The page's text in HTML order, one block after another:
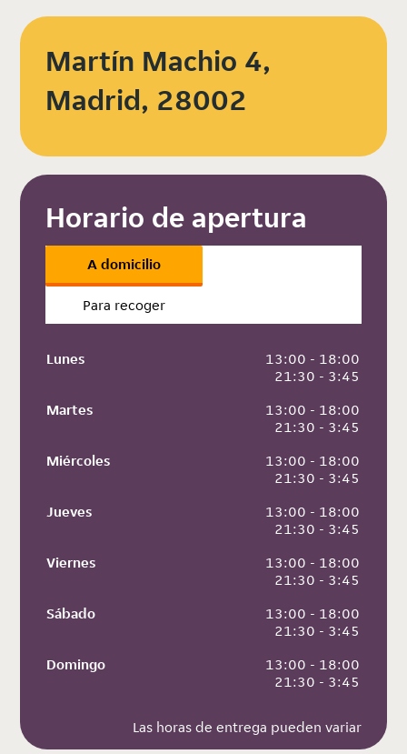
Martín Machio 4,
Madrid, 28002
Horario de apertura
A domicilio
Para recoger
Lunes
13:00 - 18:00
21:30 - 3:45
Martes
13:00 - 18:00
21:30 - 3:45
Miércoles
13:00 - 18:00
21:30 - 3:45
Jueves
13:00 - 18:00
21:30 - 3:45
Viernes
13:00 - 18:00
21:30 - 3:45
Sábado
13:00 - 18:00
21:30 - 3:45
Domingo
13:00 - 18:00
21:30 - 3:45
Las horas de entrega pueden variar